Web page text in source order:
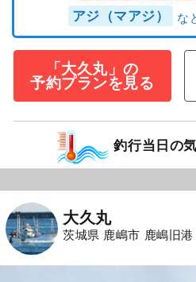
アジ（マアジ）
「大久丸」の
予約プランを見る
釣行当日の
大久丸
茨城県 鹿嶋市 鹿嶋旧港